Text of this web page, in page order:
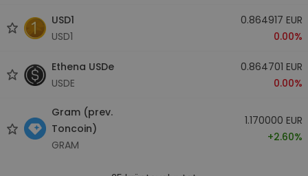
USD1
USD1
0.864917 EUR
0.00%
Ethena USDe
USDE
0.864701 EUR
0.00%
Gram (prev.
Toncoin)
GRAM
1.170000 EUR
+2.60%